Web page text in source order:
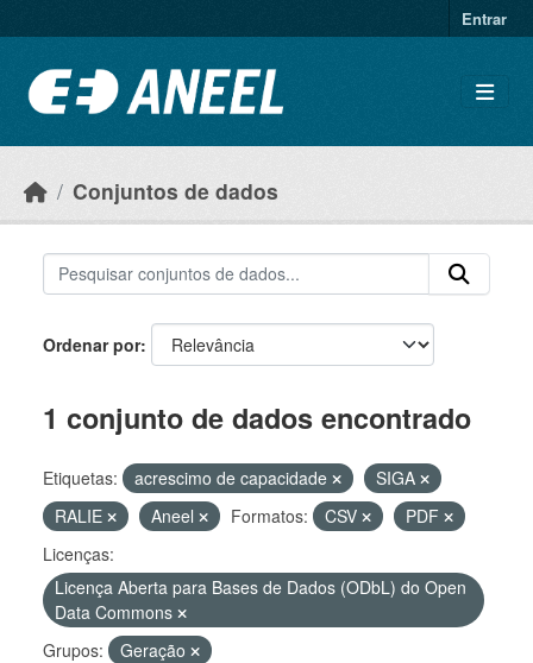
Entrar
Conjuntos de dados
Ordenar por
1 conjunto de dados encontrado
Etiquetas: acrescimo de capacidade
SIGA
RALIE
Aneel Formatos: CSV
PDF
Licenças:
Licença Aberta para Bases de Dados (ODbL) do Open
Data Commons
Grupos:
Geração